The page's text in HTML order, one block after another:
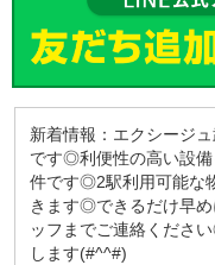
新着情報：エクシージ
です◎利便性の高い設
件です◎2駅利用可能な
きます◎できるだけ早
ッフまでご連絡くださ
します(#^^#)